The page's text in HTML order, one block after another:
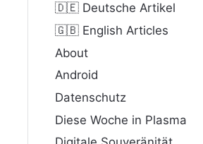
🇩🇪 Deutsche Artikel
🇬🇧 English Articles
About
Android
Datenschutz
Diese Woche in Plasma